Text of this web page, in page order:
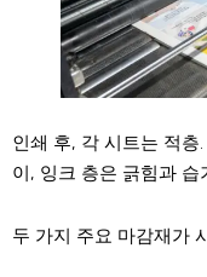
인쇄 후, 각 시트는 적층
이, 잉크 층은 긁힘과 습
두 가지 주요 마감재가